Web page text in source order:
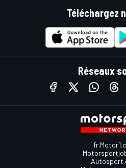
Téléchargez
Réseaux